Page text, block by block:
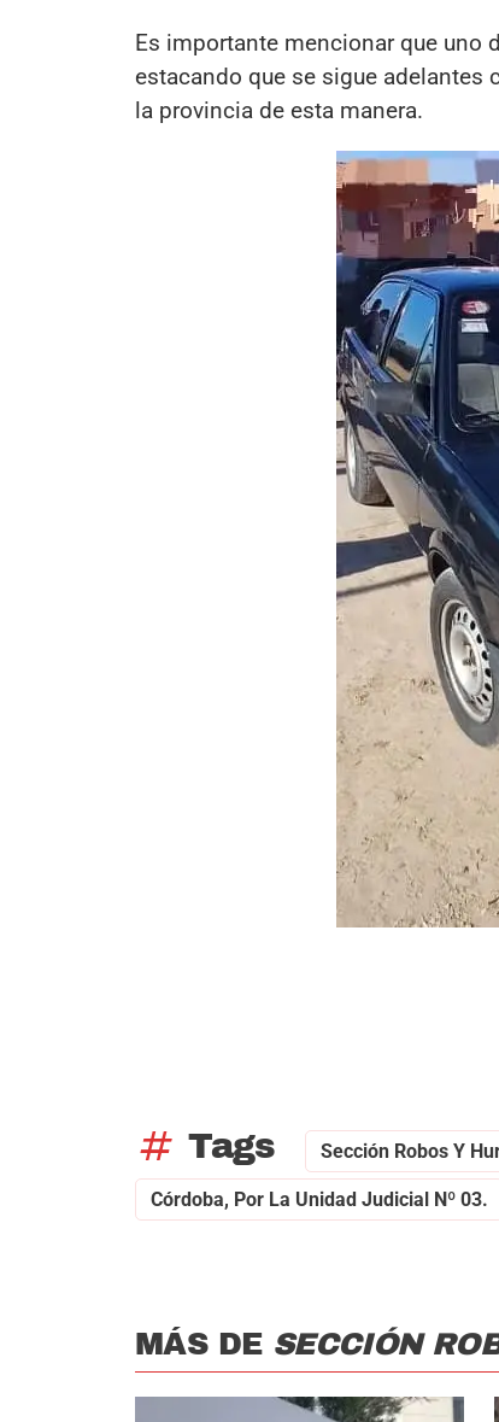
Es importante mencionar que uno
estacando que se sigue adelantes
la provincia de esta manera.
tag Tags Sección Robos Y
Córdoba, Por La Unidad Judicial Nº 03.
MÁS DE SECCIÓN